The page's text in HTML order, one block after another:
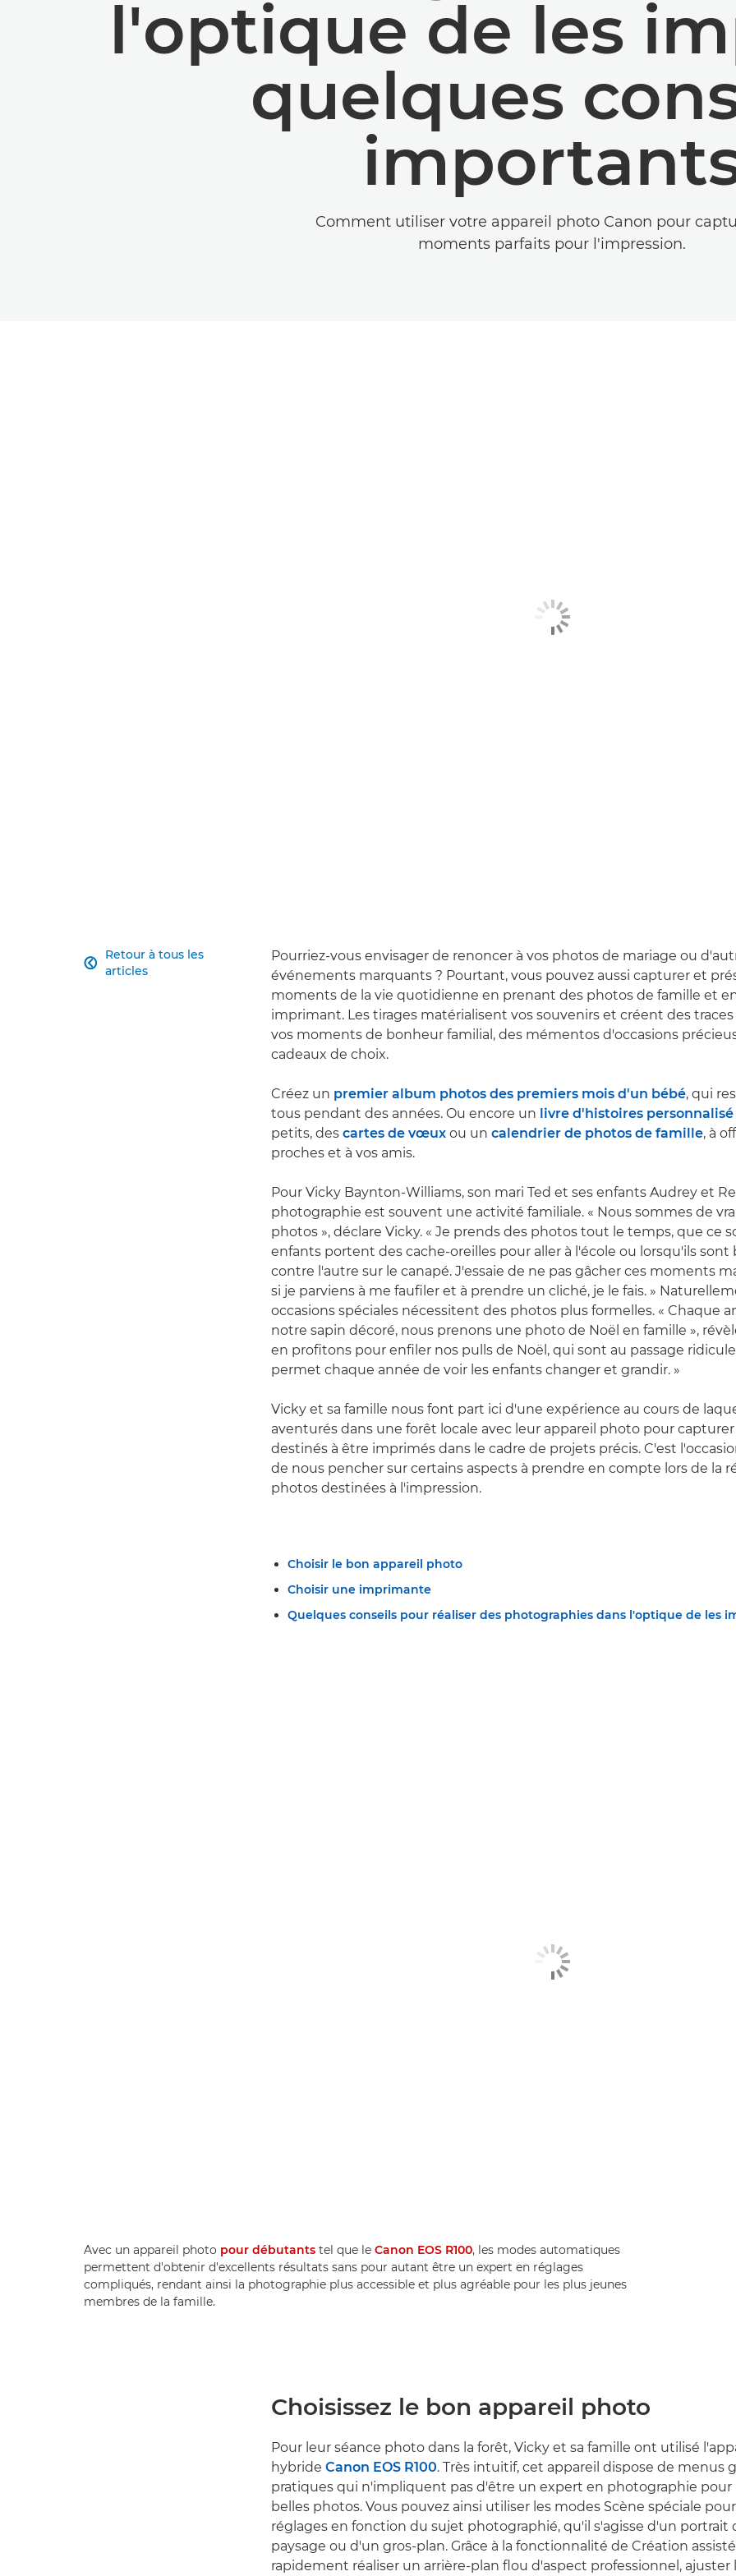
l'optique de les
quelques
Comment utiliser votre appareil photo Canon pour
moments parfaits pour l'impression.
Retour à tous les
articles

Pourriez-vous envisager de renoncer à vos photos de mariage ou
événements marquants ? Pourtant, vous pouvez aussi capturer et
moments de la vie quotidienne en prenant des photos de famille et
imprimant. Les tirages matérialisent vos souvenirs et créent des
vos moments de bonheur familial, des mémentos d'occasions
cadeaux de choix.
Créez un premier album photos des premiers mois d'un bébé, qui
tous pendant des années. Ou encore un livre d'histoires personnalisé
petits, des cartes de vœux ou un calendrier de photos de famille, à
proches et à vos amis.
Pour Vicky Baynton-Williams, son mari Ted et ses enfants Audrey et
photographie est souvent une activité familiale. « Nous sommes de
photos », déclare Vicky. « Je prends des photos tout le temps, que ce
enfants portent des cache-oreilles pour aller à l'école ou lorsqu'ils sont
contre l'autre sur le canapé. J'essaie de ne pas gâcher ces moments
si je parviens à me faufiler et à prendre un cliché, je le fais. »
occasions spéciales nécessitent des photos plus formelles. « Chaque
notre sapin décoré, nous prenons une photo de Noël en famille »,
en profitons pour enfiler nos pulls de Noël, qui sont au passage
permet chaque année de voir les enfants changer et grandir. »
Vicky et sa famille nous font part ici d'une expérience au cours de
aventurés dans une forêt locale avec leur appareil photo pour
destinés à être imprimés dans le cadre de projets précis. C'est
de nous pencher sur certains aspects à prendre en compte lors de la
photos destinées à l'impression.
Choisir le bon appareil photo
Choisir une imprimante
Quelques conseils pour réaliser des photographies dans l'optique de les
Avec un appareil photo pour débutants tel que le Canon EOS R100, les modes automatiques
permettent d'obtenir d'excellents résultats sans pour autant être un expert en réglages
compliqués, rendant ainsi la photographie plus accessible et plus agréable pour les plus jeunes
membres de la famille.
Choisissez le bon appareil photo
Pour leur séance photo dans la forêt, Vicky et sa famille ont utilisé
hybride Canon EOS R100. Très intuitif, cet appareil dispose de menus
pratiques qui n'impliquent pas d'être un expert en photographie pour
belles photos. Vous pouvez ainsi utiliser les modes Scène spéciale
réglages en fonction du sujet photographié, qu'il s'agisse d'un portrait
paysage ou d'un gros-plan. Grâce à la fonctionnalité de Création
rapidement réaliser un arrière-plan flou d'aspect professionnel, ajuster